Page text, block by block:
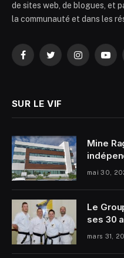
de sites web, de blogues, et
la communauté et dans les
FacebookTwitterInstagram
SUR LE VIF
Mine
mai 30,
Le
ses 30
mars 31,